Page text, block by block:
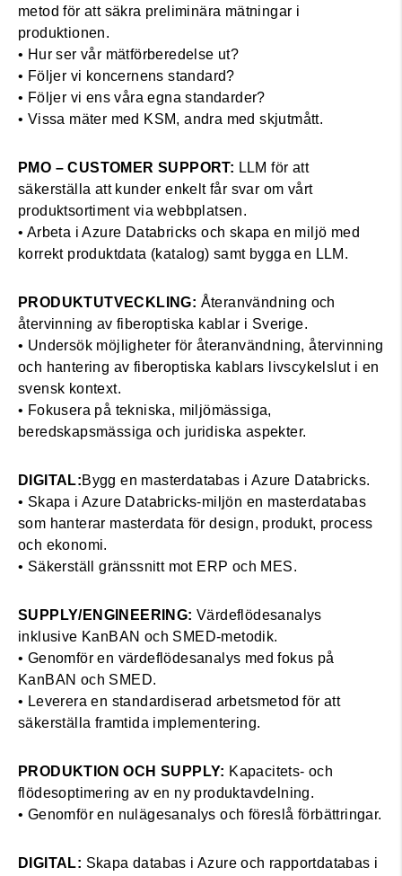
metod för att säkra preliminära mätningar i
produktionen.
• Hur ser vår mätförberedelse ut?
• Följer vi koncernens standard?
• Följer vi ens våra egna standarder?
• Vissa mäter med KSM, andra med skjutmått.
PMO – CUSTOMER SUPPORT: LLM för att
säkerställa att kunder enkelt får svar om vårt
produktsortiment via webbplatsen.
• Arbeta i Azure Databricks och skapa en miljö med
korrekt produktdata (katalog) samt bygga en LLM.
PRODUKTUTVECKLING: Återanvändning och
återvinning av fiberoptiska kablar i Sverige.
• Undersök möjligheter för återanvändning, återvinning
och hantering av fiberoptiska kablars livscykelslut i en
svensk kontext.
• Fokusera på tekniska, miljömässiga,
beredskapsmässiga och juridiska aspekter.
DIGITAL:Bygg en masterdatabas i Azure Databricks.
• Skapa i Azure Databricks-miljön en masterdatabas
som hanterar masterdata för design, produkt, process
och ekonomi.
• Säkerställ gränssnitt mot ERP och MES.
SUPPLY/ENGINEERING: Värdeflödesanalys
inklusive KanBAN och SMED-metodik.
• Genomför en värdeflödesanalys med fokus på
KanBAN och SMED.
• Leverera en standardiserad arbetsmetod för att
säkerställa framtida implementering.
PRODUKTION OCH SUPPLY: Kapacitets- och
flödesoptimering av en ny produktavdelning.
• Genomför en nulägesanalys och föreslå förbättringar.
DIGITAL: Skapa databas i Azure och rapportdatabas i